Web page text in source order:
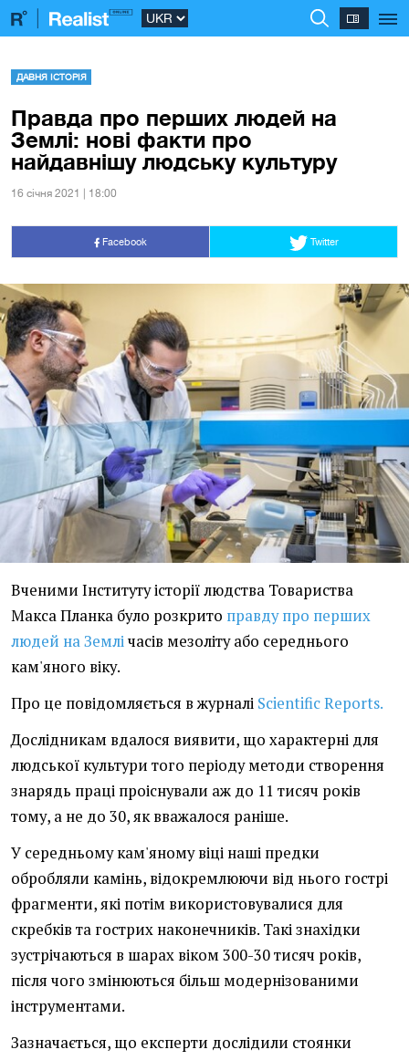
ДАВНЯ ІСТОРІЯ
Правда про перших людей на
Землі: нові факти про
найдавнішу людську культуру
16 сiчня 2021 | 18:00
Facebook Twitter
Вченими Інституту історії людства Товариства
Макса Планка було розкрито правду про перших
людей на Землічасів мезоліту або середнього
кам'яного віку.
Про це повідомляється в журналі Scientific Reports.
Дослідникам вдалося виявити, що характерні для
людської культури того періоду методи створення
знарядь праці проіснували аж до 11 тисяч років
тому, а не до 30, як вважалося раніше.
У середньому кам'яному віці наші предки
обробляли камінь, відокремлюючи від нього гострі
фрагменти, які потім використовувалися для
скребків та гострих наконечників. Такі знахідки
зустрічаються в шарах віком 300-30 тисяч років,
після чого змінюються більш модернізованими
інструментами.
Зазначається, що експерти дослідили стоянки